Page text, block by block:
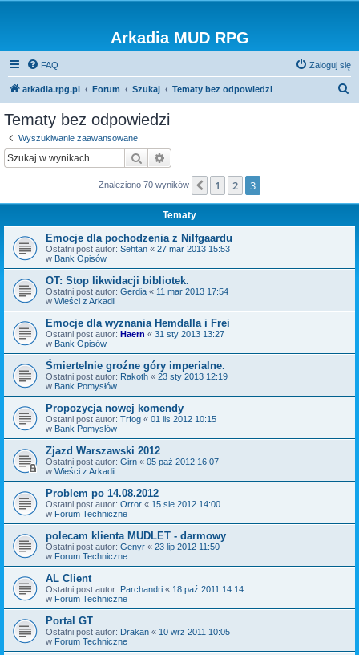
Arkadia MUD RPG
FAQ Zaloguj się
arkadia.rpg.pl Forum Szukaj Tematy bez odpowiedzi
Tematy bez odpowiedzi
Wyszukiwanie zaawansowane
Szukaj
Znaleziono 70 wyników Poprzednia
1 2 3
Tematy
Emocje dla pochodzenia z Nilfgaardu
Ostatni post autor: Sehtan « 27 mar 2013 15:53
w Bank Opisów
OT: Stop likwidacji bibliotek.
Ostatni post autor: Gerdia « 11 mar 2013 17:54
w Wieści z Arkadii
Emocje dla wyznania Hemdalla i Frei
Ostatni post autor: Haern « 31 sty 2013 13:27
w Bank Opisów
Śmiertelnie groźne góry imperialne.
Ostatni post autor: Rakoth « 23 sty 2013 12:19
w Bank Pomysłów
Propozycja nowej komendy
Ostatni post autor: Trfog « 01 lis 2012 10:15
w Bank Pomysłów
Zjazd Warszawski 2012
Ostatni post autor: Girn « 05 paź 2012 16:07
w Wieści z Arkadii
Problem po 14.08.2012
Ostatni post autor: Orror « 15 sie 2012 14:00
w Forum Techniczne
polecam klienta MUDLET - darmowy
Ostatni post autor: Genyr « 23 lip 2012 11:50
w Forum Techniczne
AL Client
Ostatni post autor: Parchandri « 18 paź 2011 14:14
w Forum Techniczne
Portal GT
Ostatni post autor: Drakan « 10 wrz 2011 10:05
w Forum Techniczne